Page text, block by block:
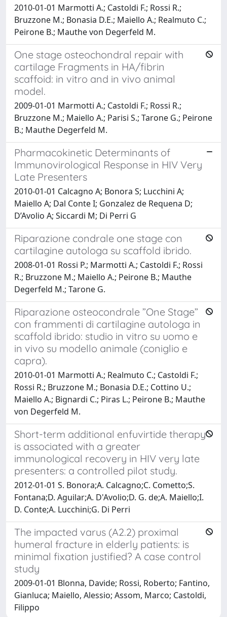
2010-01-01 Marmotti A.; Castoldi F.; Rossi R.;
Bruzzone M.; Bonasia D.E.; Maiello A.; Realmuto C.;
Peirone B.; Mauthe von Degerfeld M.
One stage osteochondral repair with
cartilage Fragments in HA/fibrin
scaffoid: in vitro and in vivo animal
model.
2009-01-01 Marmotti A.; Castoldi F.; Rossi R.;
Bruzzone M.; Maiello A.; Parisi S.; Tarone G.; Peirone
B.; Mauthe Degerfeld M.
Pharmacokinetic Determinants of
Immunovirological Response in HIV Very
Late Presenters
2010-01-01 Calcagno A; Bonora S; Lucchini A;
Maiello A; Dal Conte I; Gonzalez de Requena D;
D’Avolio A; Siccardi M; Di Perri G
Riparazione condrale one stage con
cartilagine autologa su scaffold ibrido.
2008-01-01 Rossi P.; Marmotti A.; Castoldi F.; Rossi
R.; Bruzzone M.; Maiello A.; Peirone B.; Mauthe
Degerfeld M.; Tarone G.
Riparazione osteocondrale ”One Stage”
con frammenti di cartilagine autologa in
scaffold ibrido: studio in vitro su uomo e
in vivo su modello animale (coniglio e
capra).
2010-01-01 Marmotti A.; Realmuto C.; Castoldi F.;
Rossi R.; Bruzzone M.; Bonasia D.E.; Cottino U.;
Maiello A.; Bignardi C.; Piras L.; Peirone B.; Mauthe
von Degerfeld M.
Short-term additional enfuvirtide therapy
is associated with a greater
immunological recovery in HIV very late
presenters: a controlled pilot study.
2012-01-01 S. Bonora;A. Calcagno;C. Cometto;S.
Fontana;D. Aguilar;A. D'Avolio;D. G. de;A. Maiello;I.
D. Conte;A. Lucchini;G. Di Perri
The impacted varus (A2.2) proximal
humeral fracture in elderly patients: is
minimal fixation justified? A case control
study
2009-01-01 Blonna, Davide; Rossi, Roberto; Fantino,
Gianluca; Maiello, Alessio; Assom, Marco; Castoldi,
Filippo